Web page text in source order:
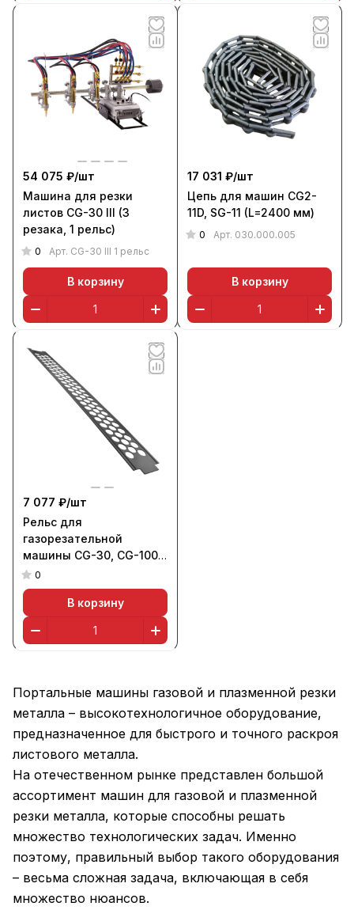
54 075 ₽/шт
Машина для резки
листов CG-30 III (3
резака, 1 рельс)
0 Арт. CG-30 III 1 рельс
В корзину
17 031 ₽/шт
Цепь для машин CG2-
11D, SG-11 (L=2400 мм)
0 Арт. 030.000.005
В корзину
7 077 ₽/шт
Рельс для
газорезательной
машины CG-30, CG-100
L=1800 мм, "паз"
0
В корзину
Портальные машины газовой и плазменной резки
металла – высокотехнологичное оборудование,
предназначенное для быстрого и точного раскроя
листового металла.
На отечественном рынке представлен большой
ассортимент машин для газовой и плазменной
резки металла, которые способны решать
множество технологических задач. Именно
поэтому, правильный выбор такого оборудования
– весьма сложная задача, включающая в себя
множество нюансов.